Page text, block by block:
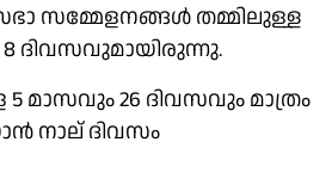
സമ്മേളനങ്ങള്‍ തമ്മിലുള്ള
ദിവസവുമായിരുന്നു.
5 മാസവും 26 ദിവസവും മാത്രം
നാല് ദിവസം